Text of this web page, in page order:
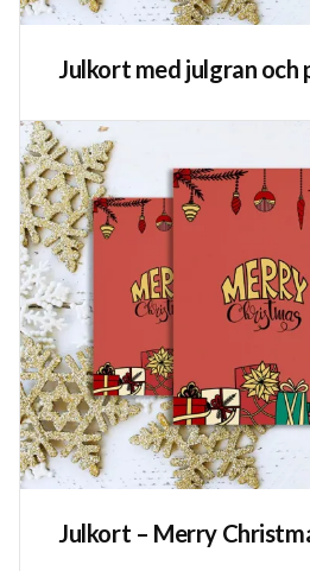
Julkort med julgran och
Julkort – Merry